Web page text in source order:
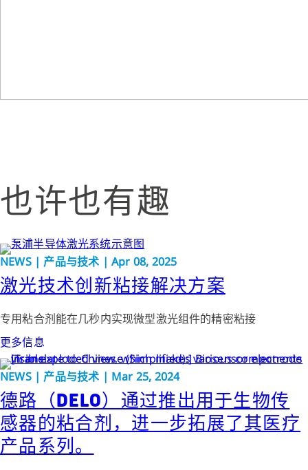
也许也有趣
NEWS | 产品与技术 | Apr 08, 2025
激光技术创新粘接解决方案
专用粘合剂能在几秒内实现微型激光组件的精密粘接
更多信息
NEWS | 产品与技术 | Mar 25, 2024
德路（DELO）通过推出用于生物传
感器的粘合剂，进一步拓展了其医疗
产品系列。